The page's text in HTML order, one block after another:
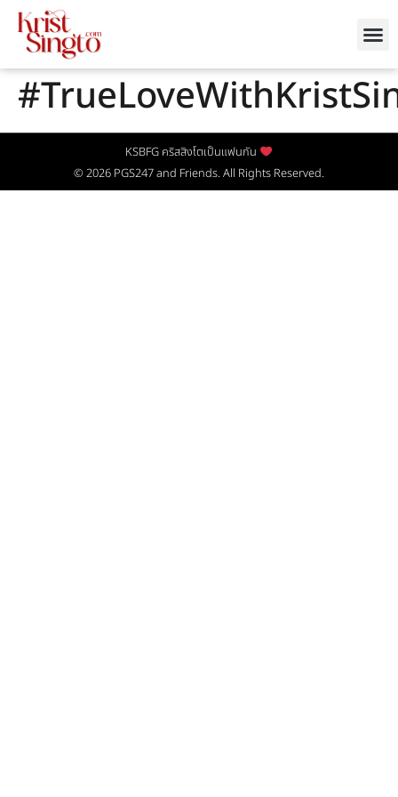
KSBFG คริสสิงโตเป็นแฟนกัน
© 2026 PGS247and Friends. All Rights Reserved.